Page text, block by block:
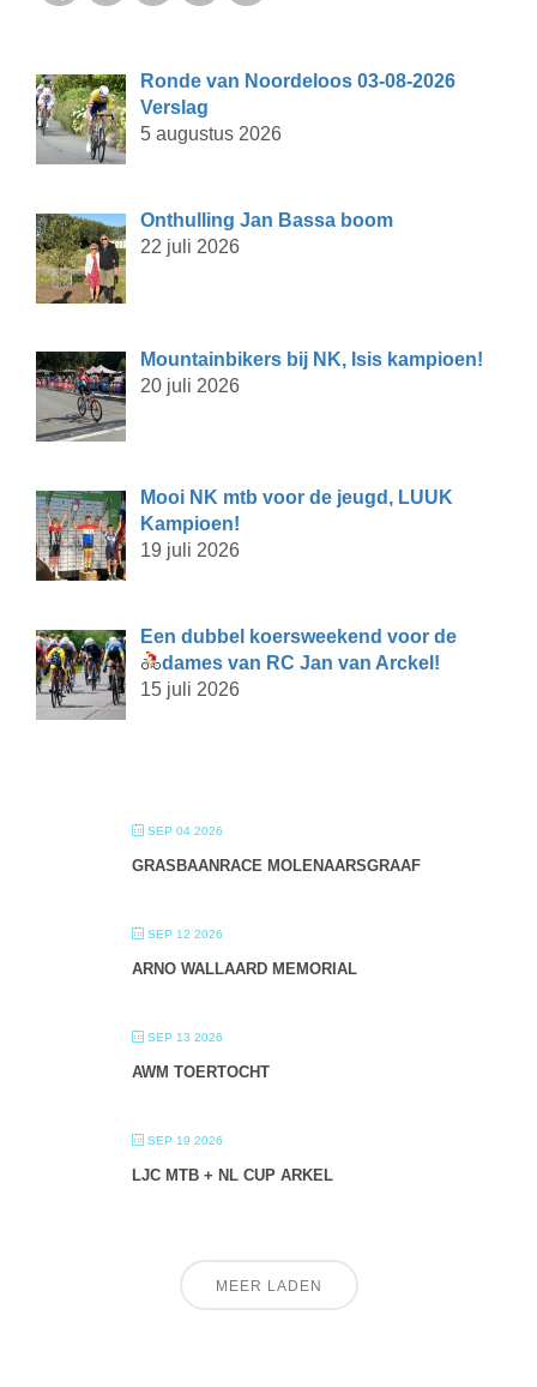
Ronde van Noordeloos 03-08-2026
Verslag
5 augustus 2026
Onthulling Jan Bassa boom
22 juli 2026
Mountainbikers bij NK, Isis kampioen!
20 juli 2026
Mooi NK mtb voor de jeugd, LUUK
Kampioen!
19 juli 2026
Een dubbel koersweekend voor de
dames van RC Jan van Arckel!
15 juli 2026
SEP 04 2026
GRASBAANRACE MOLENAARSGRAAF
SEP 12 2026
ARNO WALLAARD MEMORIAL
SEP 13 2026
AWM TOERTOCHT
SEP 19 2026
LJC MTB + NL CUP ARKEL
MEER LADEN